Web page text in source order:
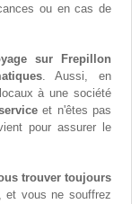
ou en cas de
sur Frepillon
. Aussi, en
à une société
et n'êtes pas
pour assurer le
trouver toujours
, et vous ne souffrez